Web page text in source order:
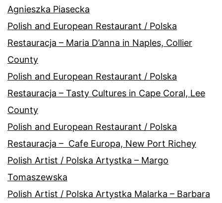
Agnieszka Piasecka
Polish and European Restaurant / Polska
Restauracja – Maria D’anna in Naples, Collier
County
Polish and European Restaurant / Polska
Restauracja – Tasty Cultures in Cape Coral, Lee
County
Polish and European Restaurant / Polska
Restauracja – Cafe Europa, New Port Richey
Polish Artist / Polska Artystka – Margo
Tomaszewska
Polish Artist / Polska Artystka Malarka – Barbara